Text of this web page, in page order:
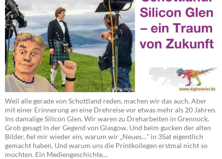
Weil alle gerade von Schottland reden, machen wir das auch. Aber
mit einer Erinnerung an eine Drehreise vor etwas mehr als 20 Jahren.
Ins damalige Silicon Glen. Wir waren zu Dreharbeiten in Grennock.
Grob gesagt in der Gegend von Glasgow. Und beim gucken der alten
Bilder, fiel mir wieder ein, warum wir „Neues…“ in 3Sat eigentlich
gemacht haben. Und warum uns die Printkollegen erstmal nicht so
mochten. Ein Mediengeschichte…